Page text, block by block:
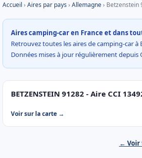
Accueil › Aires par pays› Allemagne› Betzenstein
Aires camping-car en France et dans
Retrouvez toutes les aires de camping-car à
Données mises à jour régulièrement depuis
BETZENSTEIN 91282 - Aire CCI
Voir sur la carte →
← Voir